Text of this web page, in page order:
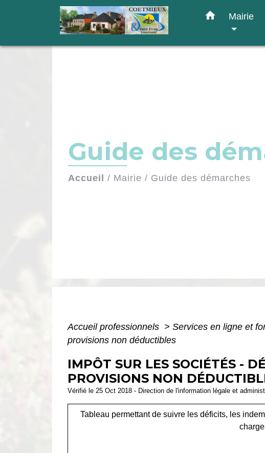
home Mairie
Guide des
Accueil / Mairie / Guide des démarches
Accueil professionnels > Services en ligne et
provisions non déductibles
IMPÔT SUR LES SOCIÉTÉS -
PROVISIONS NON
Vérifié le 25 Oct 2018 - Direction de l'information légale et
Tableau permettant de suivre les déficits, les